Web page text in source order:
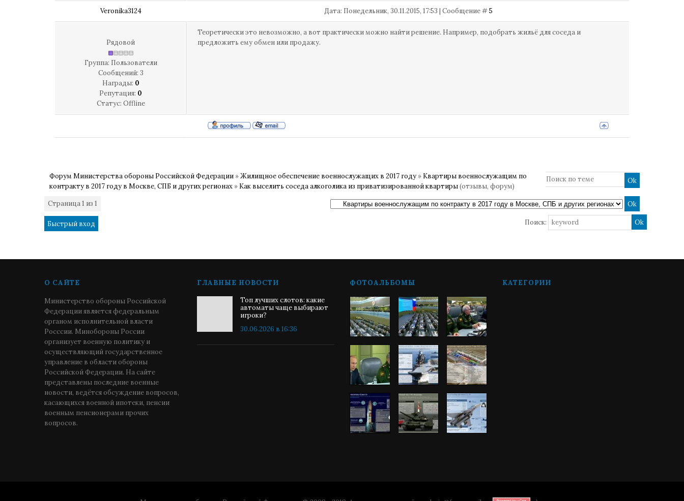
Veronika3124 Дата: Понедельник, 30.11.2015, 17:53 | Сообщение #5
Рядовой
Группа: Пользователи
Сообщений: 3
Награды: 0
Репутация: 0
Статус: Offline
Теоретически это невозможно, а вот практически можно найти решение. Например, подобрать жильё для соседа и
предложить ему обмен или продажу.
Форум Министерства обороны Российской Федерации »Жилищное обеспечение военнослужащих в 2017 году » Квартиры военнослужащим по
контракту в 2017 году в Москве, СПБ и других регионах » Как выселить соседа алкоголика из приватизированной квартиры(отзывы, форум)
Страница1 из 1
Поиск:
О САЙТЕ
Министерство обороны Российской
Федерации является федеральным
органом исполнительной власти
Росссии. Минобороны России
организует военную политику и
осуществляющий государственное
управление в области обороны
Российской Федерации. На сайте
представлены последние военные
новости, ведётся обсуждение вопросов,
касающихся военной ипотеки, пенсии
военным пенсионерами прочих
вопросов.
ГЛАВНЫЕ НОВОСТИ
Топ лучших слотов: какие
автоматы чаще выбирают
игроки?
30.06.2026 в 16:36
ФОТОАЛЬБОМЫ КАТЕГОРИИ